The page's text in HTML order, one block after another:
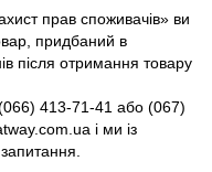
прав споживачів» ви
придбаний в
після отримання товару
413-71-41 або (067)
і ми із